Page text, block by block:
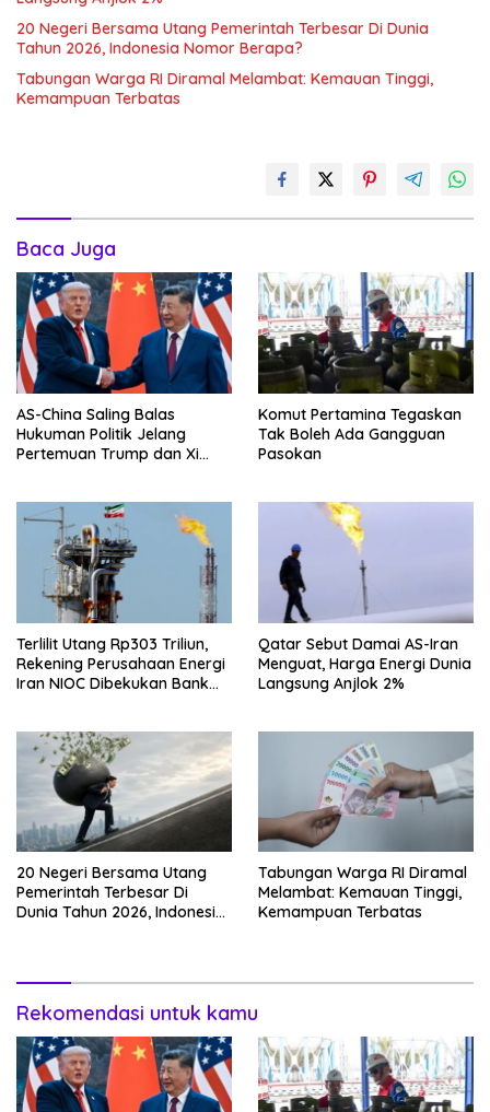
20 Negeri Bersama Utang Pemerintah Terbesar Di Dunia
Tahun 2026, Indonesia Nomor Berapa?
Tabungan Warga RI Diramal Melambat: Kemauan Tinggi,
Kemampuan Terbatas
Baca Juga
AS-China Saling Balas
Hukuman Politik Jelang
Pertemuan Trump dan Xi
Komut Pertamina Tegaskan
Tak Boleh Ada Gangguan
Pasokan
Terlilit Utang Rp303 Triliun,
Rekening Perusahaan Energi
Iran NIOC Dibekukan Bank
Qatar Sebut Damai AS-Iran
Menguat, Harga Energi Dunia
Langsung Anjlok 2%
20 Negeri Bersama Utang
Pemerintah Terbesar Di
Dunia Tahun 2026, Indonesia
Tabungan Warga RI Diramal
Melambat: Kemauan Tinggi,
Kemampuan Terbatas
Rekomendasi untuk kamu